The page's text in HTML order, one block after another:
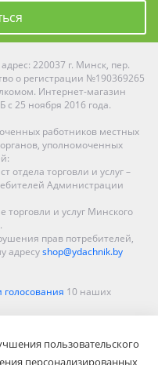
220037 г. Минск, пер.
о регистрации №190369265
Интернет-магазин
с 25 ноября 2016 года.
работников местных
уполномоченных
отдела торговли и услуг –
Администрации
торговли и услуг Минского
прав потребителей,
адресуshop@ydachnik.by
10 наших
Молодечно,
в интернет-магазине
пользовательского
персонализированных